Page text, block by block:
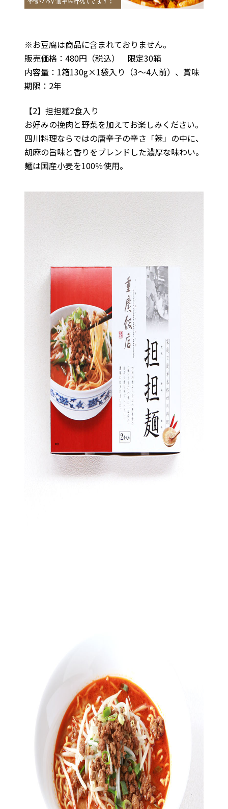
※お豆腐は商品に含まれておりません。
販売価格：480円（税込） 限定30箱
内容量：1箱130g×1袋入り（3～4人前）、賞味
期限：2年
【2】担担麵2食入り
お好みの挽肉と野菜を加えてお楽しみください。
四川料理ならではの唐辛子の辛さ「辣」の中に、
胡麻の旨味と香りをブレンドした濃厚な味わい。
麺は国産小麦を100％使用。